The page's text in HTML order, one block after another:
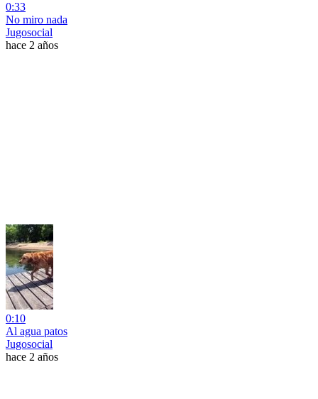
0:33
No miro nada
Jugosocial
hace 2 años
0:10
Al agua patos
Jugosocial
hace 2 años